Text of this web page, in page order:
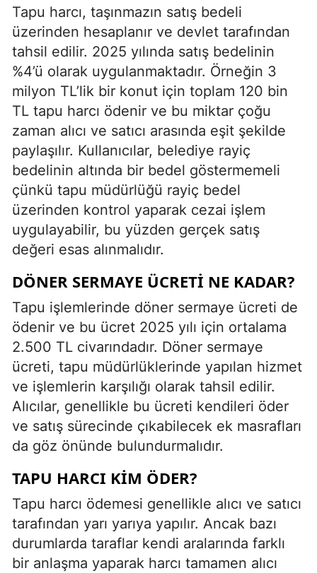
Tapu harcı, taşınmazın satış bedeli
üzerinden hesaplanır ve devlet tarafından
tahsil edilir. 2025 yılında satış bedelinin
%4’ü olarak uygulanmaktadır. Örneğin 3
milyon TL’lik bir konut için toplam 120 bin
TL tapu harcı ödenir ve bu miktar çoğu
zaman alıcı ve satıcı arasında eşit şekilde
paylaşılır. Kullanıcılar, belediye rayiç
bedelinin altında bir bedel göstermemeli
çünkü tapu müdürlüğü rayiç bedel
üzerinden kontrol yaparak cezai işlem
uygulayabilir, bu yüzden gerçek satış
değeri esas alınmalıdır.
DÖNER SERMAYE ÜCRETI NE KADAR?
Tapu işlemlerinde döner sermaye ücreti de
ödenir ve bu ücret 2025 yılı için ortalama
2.500 TL civarındadır. Döner sermaye
ücreti, tapu müdürlüklerinde yapılan hizmet
ve işlemlerin karşılığı olarak tahsil edilir.
Alıcılar, genellikle bu ücreti kendileri öder
ve satış sürecinde çıkabilecek ek masrafları
da göz önünde bulundurmalıdır.
TAPU HARCI KIM ÖDER?
Tapu harcı ödemesi genellikle alıcı ve satıcı
tarafından yarı yarıya yapılır. Ancak bazı
durumlarda taraflar kendi aralarında farklı
bir anlaşma yaparak harcı tamamen alıcı